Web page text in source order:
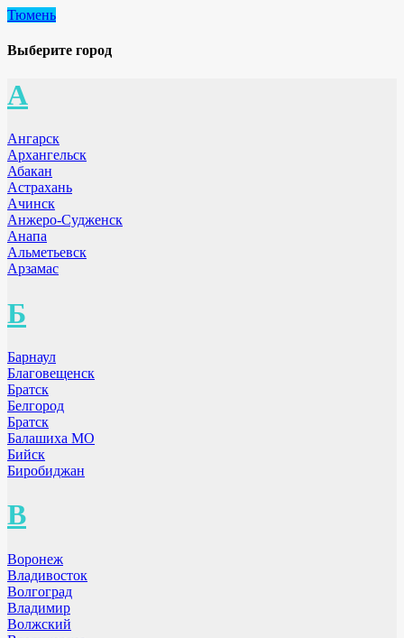
Тюмень
Выберите город
А
Ангарск
Архангельск
Абакан
Астрахань
Ачинск
Анжеро-Судженск
Анапа
Альметьевск
Арзамас
Б
Барнаул
Благовещенск
Братск
Белгород
Братск
Балашиха МО
Бийск
Биробиджан
В
Воронеж
Владивосток
Волгоград
Владимир
Волжский